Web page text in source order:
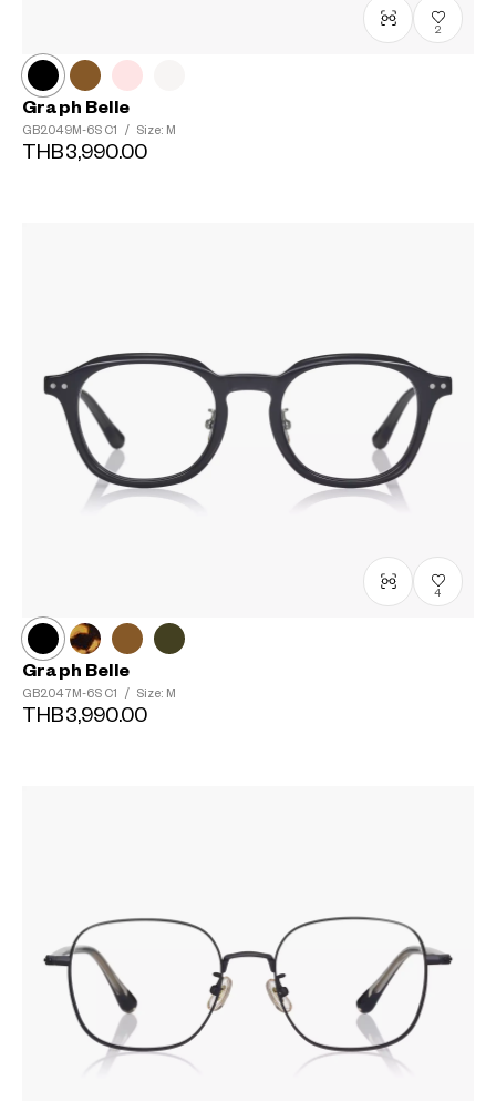
2
Graph Belle
GB2049M-6S C1 / Size: M
THB3,990.00
4
Graph Belle
GB2047M-6S C1 / Size: M
THB3,990.00